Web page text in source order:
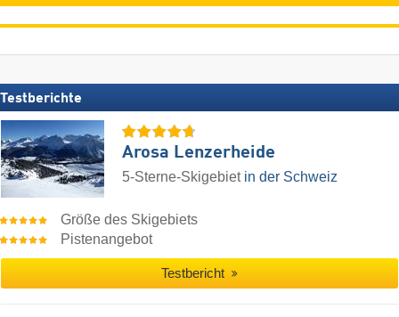
Testberichte
Arosa Lenzerheide
5-Sterne-Skigebiet in der Schweiz
Größe des Skigebiets
Pistenangebot
Testbericht